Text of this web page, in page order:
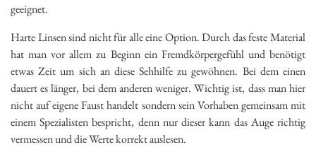
geeignet.
Harte Linsen sind nicht für alle eine Option. Durch das feste Material
hat man vor allem zu Beginn ein Fremdkörpergefühl und benötigt
etwas Zeit um sich an diese Sehhilfe zu gewöhnen. Bei dem einen
dauert es länger, bei dem anderen weniger. Wichtig ist, dass man hier
nicht auf eigene Faust handelt sondern sein Vorhaben gemeinsam mit
einem Spezialisten bespricht, denn nur dieser kann das Auge richtig
vermessen und die Werte korrekt auslesen.